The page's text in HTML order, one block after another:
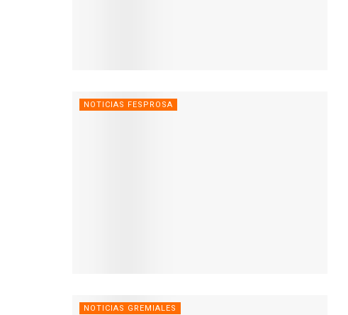
NOTICIAS FESPROSA
NOTICIAS GREMIALES